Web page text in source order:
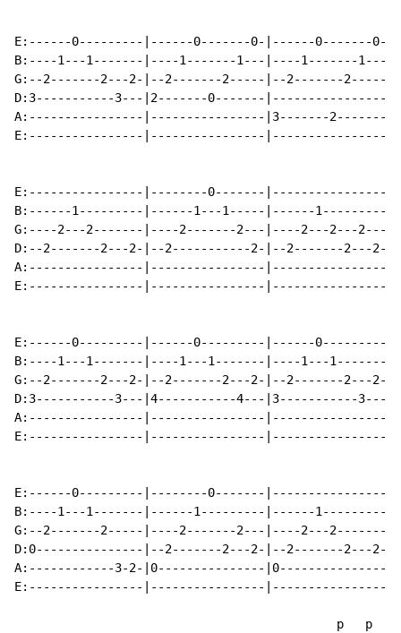
E:------0---------|------0-------0-|------0-------0-
B:----1---1-------|----1-------1---|----1-------1---
G:--2-------2---2-|--2-------2-----|--2-------2-----
D:3-----------3---|2-------0-------|----------------
A:----------------|----------------|3-------2-------
E:----------------|----------------|----------------
E:----------------|--------0-------|----------------
B:------1---------|------1---1-----|------1---------
G:----2---2-------|----2-------2---|----2---2---2---
D:--2-------2---2-|--2-----------2-|--2-------2---2-
A:----------------|----------------|----------------
E:----------------|----------------|----------------
E:------0---------|------0---------|------0---------
B:----1---1-------|----1---1-------|----1---1-------
G:--2-------2---2-|--2-------2---2-|--2-------2---2-
D:3-----------3---|4-----------4---|3-----------3---
A:----------------|----------------|----------------
E:----------------|----------------|----------------
E:------0---------|--------0-------|----------------
B:----1---1-------|------1---------|------1---------
G:--2-------2-----|----2-------2---|----2---2-------
D:0---------------|--2-------2---2-|--2-------2---2-
A:------------3-2-|0---------------|0---------------
E:----------------|----------------|----------------
                                             p   p